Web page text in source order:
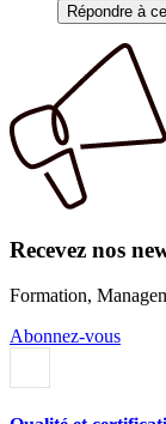
Répondre à
Recevez nos
Formation,
Abonnez-vous